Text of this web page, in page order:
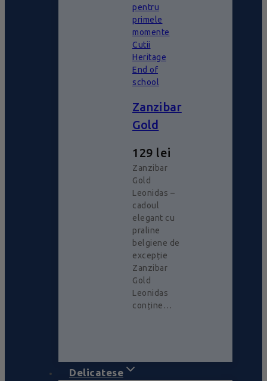
pentru
primele
momente
Cutii
Heritage
End of
school
Zanzibar
Gold
129 lei
Zanzibar
Gold
Leonidas –
cadoul
elegant cu
praline
belgiene de
excepție
Zanzibar
Gold
Leonidas
conține…
Delicatese